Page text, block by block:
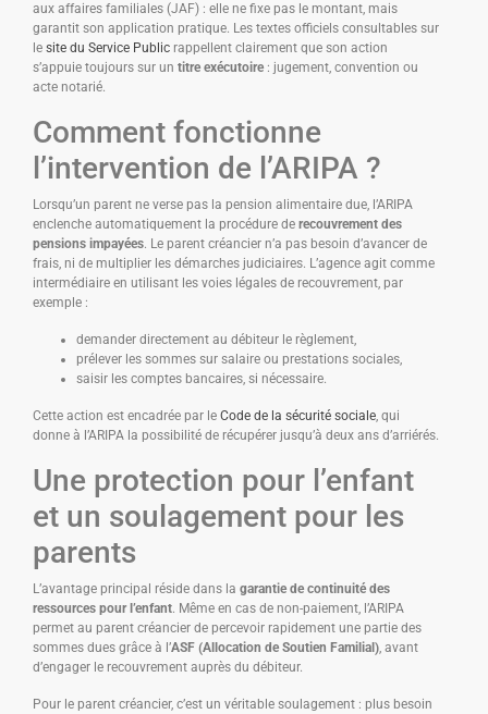
aux affaires familiales (JAF) : elle ne fixe pas le montant, mais
garantit son application pratique. Les textes officiels consultables sur
le site du Service Public rappellent clairement que son action
s’appuie toujours sur un titre exécutoire : jugement, convention ou
acte notarié.
Comment fonctionne
l’intervention de l’ARIPA ?
Lorsqu’un parent ne verse pas la pension alimentaire due, l’ARIPA
enclenche automatiquement la procédure de recouvrement des
pensions impayées. Le parent créancier n’a pas besoin d’avancer de
frais, ni de multiplier les démarches judiciaires. L’agence agit comme
intermédiaire en utilisant les voies légales de recouvrement, par
exemple :
demander directement au débiteur le règlement,
prélever les sommes sur salaire ou prestations sociales,
saisir les comptes bancaires, si nécessaire.
Cette action est encadrée par le Code de la sécurité sociale, qui
donne à l’ARIPA la possibilité de récupérer jusqu’à deux ans d’arriérés.
Une protection pour l’enfant
et un soulagement pour les
parents
L’avantage principal réside dans la garantie de continuité des
ressources pour l’enfant. Même en cas de non-paiement, l’ARIPA
permet au parent créancier de percevoir rapidement une partie des
sommes dues grâce à l’ASF (Allocation de Soutien Familial), avant
d’engager le recouvrement auprès du débiteur.
Pour le parent créancier, c’est un véritable soulagement : plus besoin